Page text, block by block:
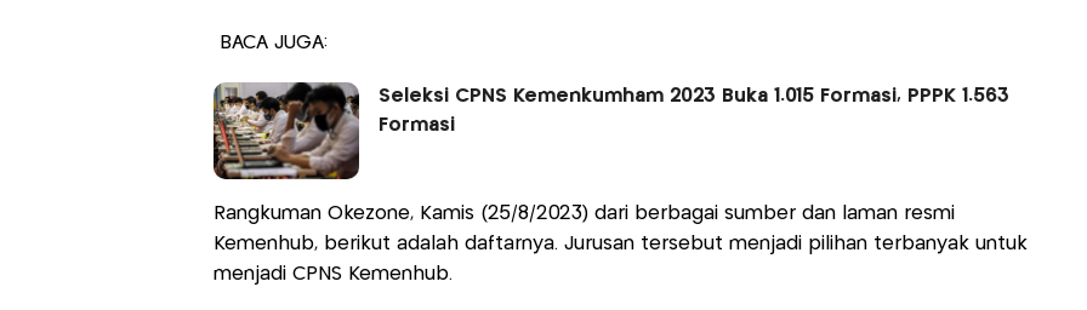
BACA JUGA:
Seleksi CPNS Kemenkumham 2023 Buka 1.015 Formasi, PPPK 1.563
Formasi
Rangkuman Okezone, Kamis (25/8/2023) dari berbagai sumber dan laman resmi
Kemenhub, berikut adalah daftarnya. Jurusan tersebut menjadi pilihan terbanyak untuk
menjadi CPNS Kemenhub.